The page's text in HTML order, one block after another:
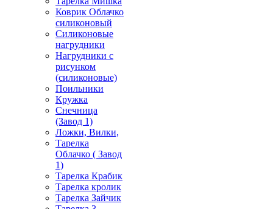
Коврик Облачко
силиконовый
Силиконовые
нагрудники
Нагрудники с
рисунком
(силиконовые)
Поильники
Кружка
Снечница
(Завод 1)
Ложки, Вилки,
Тарелка
Облачко ( Завод
1)
Тарелка Крабик
Тарелка кролик
Тарелка Зайчик